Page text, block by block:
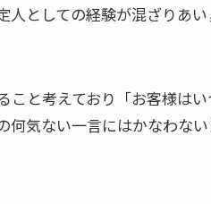
としての経験が混ざりあ
と考えており「お客様は
気ない一言にはかなわな